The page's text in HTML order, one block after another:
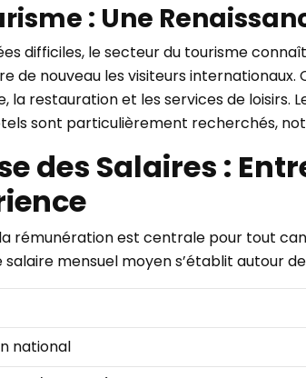
: Une
difficiles, le secteur du tourisme
de nouveau les visiteurs
la restauration et les services de loisirs.
sont particulièrement recherchés,
des Salaires :
rémunération est centrale pour tout
salaire mensuel moyen s’établit autour de
national